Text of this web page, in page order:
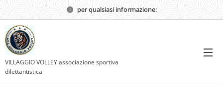
per qualsiasi informazione:
VILLAGGIO VOLLEY associazione sportiva
dilettantistica